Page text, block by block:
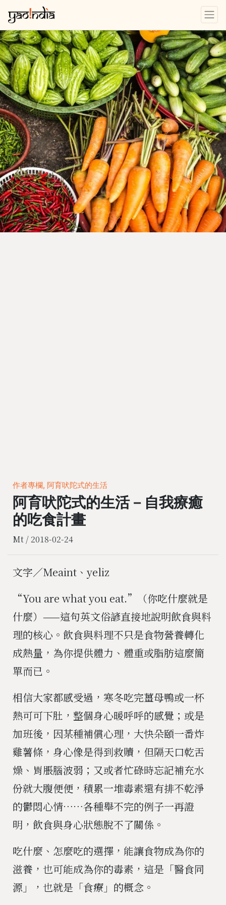
作者專欄, 阿育吠陀式的生活
阿育吠陀式的生活－自我療癒
的吃食計畫
Mt /2018-02-24
文字／Meaint、yeliz
“You are what you eat.”（你吃什麼就是
什麼）——這句英文俗諺直接地說明飲食與料
理的核心。飲食與料理不只是食物營養轉化
成熱量，為你提供體力、體重或脂肪這麼簡
單而已。
相信大家都感受過，寒冬吃完薑母鴨或一杯
熱可可下肚，整個身心暖呼呼的感覺；或是
加班後，因某種補償心理，大快朵頤一番炸
雞薯條，身心像是得到救贖，但隔天口乾舌
燥、胃脹腦波弱；又或者忙碌時忘記補充水
份就大腹便便，積累一堆毒素還有排不乾淨
的鬱悶心情⋯⋯各種舉不完的例子一再證
明，飲食與身心狀態脫不了關係。
吃什麼、怎麼吃的選擇，能讓食物成為你的
滋養，也可能成為你的毒素，這是「醫食同
源」，也就是「食療」的概念。